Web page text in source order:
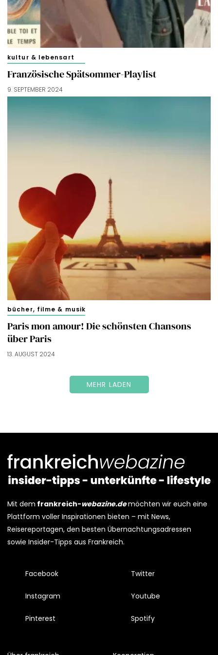
kultur & lebensart
Französische Spätsommer-Playlist
9. SEPTEMBER 2024
bücher, filme & musik
Paris mon amour! Die schönsten Chansons
über Paris
13. AUGUST 2024
MEHR LADEN
Mit dem frankreich-webazine.demöchten wir euch eine
Plattform voller Inspirationen bieten – mit News,
Reisereportagen, den besten Übernachtungsadressen
sowie Insider-Tipps aus Frankreich.
Facebook
Instagram
Pinterest
Twitter
Youtube
Spotify